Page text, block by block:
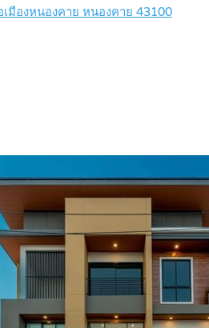
มืองหนองคาย หนองคาย 43100